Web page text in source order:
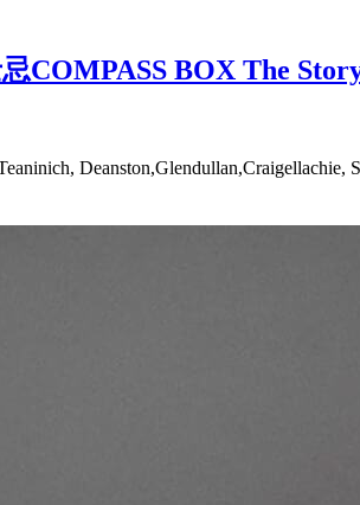
COMPASS BOX The